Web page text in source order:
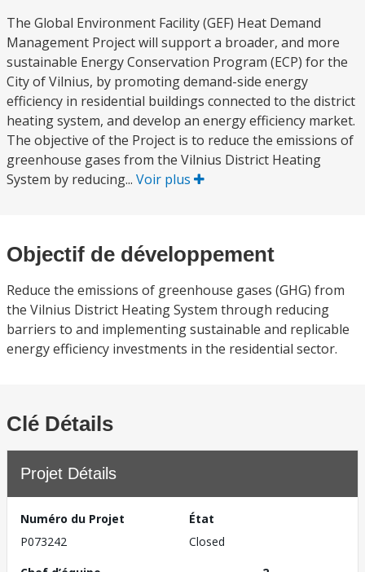
The Global Environment Facility (GEF) Heat Demand
Management Project will support a broader, and more
sustainable Energy Conservation Program (ECP) for the
City of Vilnius, by promoting demand-side energy
efficiency in residential buildings connected to the district
heating system, and develop an energy efficiency market.
The objective of the Project is to reduce the emissions of
greenhouse gases from the Vilnius District Heating
System by reducing... Voir plus
Objectif de développement
Reduce the emissions of greenhouse gases (GHG) from
the Vilnius District Heating System through reducing
barriers to and implementing sustainable and replicable
energy efficiency investments in the residential sector.
Clé Détails
Projet Détails
Numéro du Projet
P073242
État
Closed